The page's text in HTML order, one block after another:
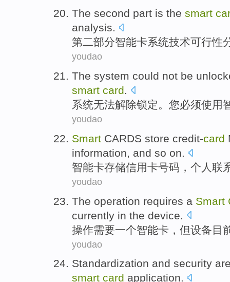
The second part is the smart
analysis.
第二部分智能卡系统技术可行性
youdao
The system could not be
smart card.
系统无法解除锁定。 您必须使用
youdao
Smart CARDS store credit-card
information, and so on.
智能卡存储信用卡号码 ， 个人 联
youdao
The operation requires a Smart
currently in the device
操作需要一个智能卡 ， 但设备目
youdao
Standardization and security
smart card application.